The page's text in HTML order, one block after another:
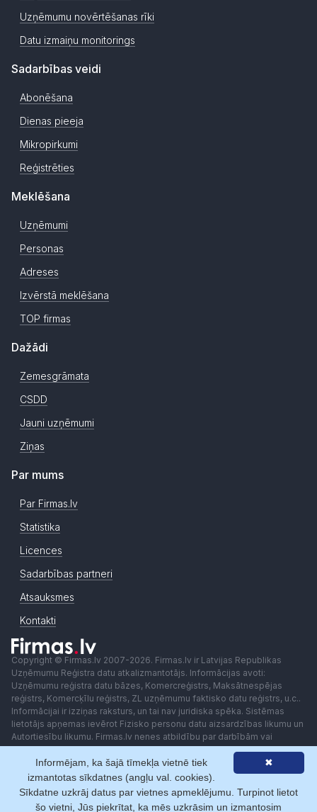
Uzņēmumu novērtēšanas rīki
Datu izmaiņu monitorings
Sadarbības veidi
Abonēšana
Dienas pieeja
Mikropirkumi
Reģistrēties
Meklēšana
Uzņēmumi
Personas
Adreses
Izvērstā meklēšana
TOP firmas
Dažādi
Zemesgrāmata
CSDD
Jauni uzņēmumi
Ziņas
Par mums
Par Firmas.lv
Statistika
Licences
Sadarbības partneri
Atsauksmes
Kontakti
Copyright © Firmas.lv 2007-2026. Firmas.lv ir Latvijas Republikas
Uzņēmumu Reģistra datu atkalizmantotājs. Informācijas avoti:
Uzņēmumu reģistra datu bāzes, Komercreģistrs, Maksātnespējas
reģistrs, Komercķīlu reģistrs, ZL uzņēmumu faktisko datu reģistrs, u.c..
Informācijai ir izziņas raksturs, un tai nav juridiska spēka. Sistēmas
lietotājs apņemas ievērot Fizisko personu datu aizsardzības likumu un
Autortiesību likumu. Firmas.lv nenes atbildību par darbībām vai
lēmumiem, kas balstīti uz saņemto pakalpojumu. Lietotājam aizliegts
izmantot jebkādas automatizētas sistēmas vai iekārtas (robotus)
piekļuvei sistēmai bez rakstiskas saskaņošanas ar Firmas.lv. Galvenā
redaktore: Ingūna Pempere.
Lietošanas noteikumi
Privātuma politika Norēķini ar
✖
Informējam, ka šajā tīmekļa vietnē tiek
izmantotas sīkdatnes (angļu val. cookies).
Sīkdatne uzkrāj datus par vietnes apmeklējumu. Turpinot lietot
šo vietni, Jūs piekrītat, ka mēs uzkrāsim un izmantosim